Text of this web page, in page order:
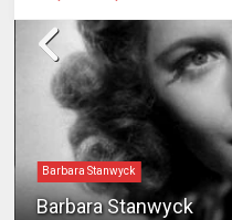
Barbara Stanwyck
Barbara Stanwyck